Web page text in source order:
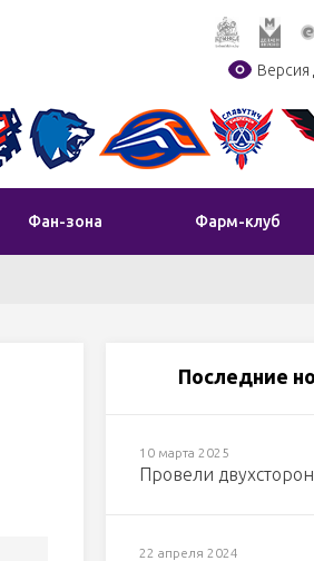
Версия
Фан-зона Фарм-клуб
Последние
10 марта 2025
Провели
22 апреля 2024